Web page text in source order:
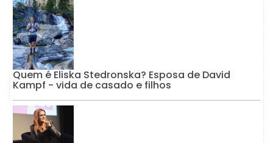
Quem é Eliska Stedronska? Esposa de David
Kampf - vida de casado e filhos